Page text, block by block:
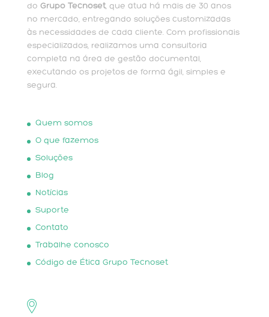
do Grupo Tecnoset, que atua há mais de 30 anos
no mercado, entregando soluções customizadas
às necessidades de cada cliente. Com profissionais
especializados, realizamos uma consultoria
completa na área de gestão documental,
executando os projetos de forma ágil, simples e
segura.
Quem somos
O que fazemos
Soluções
Blog
Notícias
Suporte
Contato
Trabalhe conosco
Código de Ética Grupo Tecnoset